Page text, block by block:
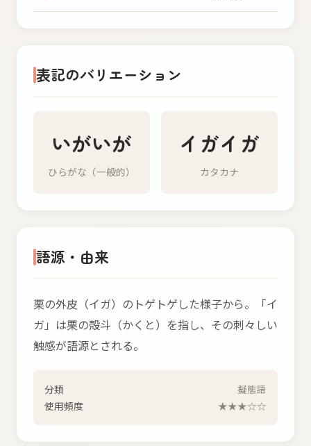
表記のバリエーション
いがいが
ひらがな（一般的）
イガイガ
カタカナ
語源・由来
栗の外皮（イガ）のトゲトゲした様子から。「イ
ガ」は栗の殻斗（かくと）を指し、その刺々しい
触感が語源とされる。
分類
擬態語
使用頻度
★★★☆☆